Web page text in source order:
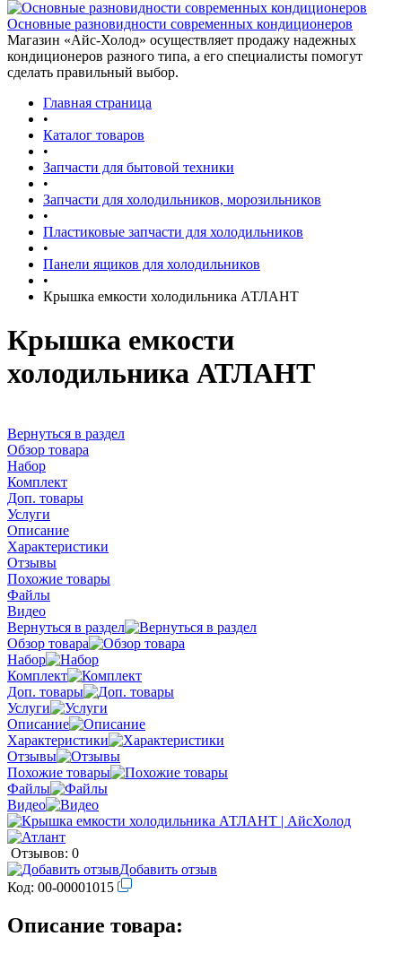
Основные разновидности современных кондиционеров
Магазин «Айс-Холод» осуществляет продажу надежных
кондиционеров разного типа, а его специалисты помогут
сделать правильный выбор.
Главная страница
•
Каталог товаров
•
Запчасти для бытовой техники
•
Запчасти для холодильников, морозильников
•
Пластиковые запчасти для холодильников
•
Панели ящиков для холодильников
•
Крышка емкости холодильника АТЛАНТ
Крышка емкости
холодильника АТЛАНТ
Вернуться в раздел
Обзор товара
Набор
Комплект
Доп. товары
Услуги
Описание
Характеристики
Отзывы
Похожие товары
Файлы
Видео
Вернуться в раздел
Обзор товара
Набор
Комплект
Доп. товары
Услуги
Описание
Характеристики
Отзывы
Похожие товары
Файлы
Видео
Отзывов: 0
Добавить отзыв
Код: 00-00001015
Описание товара: